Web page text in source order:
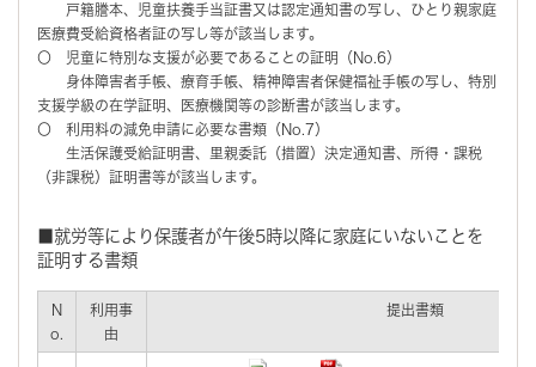
戸籍謄本、児童扶養手当証書又は認定通知書の写し、ひとり親家庭
医療費受給資格者証の写し等が該当します。
〇 児童に特別な支援が必要であることの証明（No.6）
身体障害者手帳、療育手帳、精神障害者保健福祉手帳の写し、特別
支援学級の在学証明、医療機関等の診断書が該当します。
〇 利用料の減免申請に必要な書類（No.7）
生活保護受給証明書、里親委託（措置）決定通知書、所得・課税
（非課税）証明書等が該当します。
■就労等により保護者が午後5時以降に家庭にいないことを
証明する書類
N
o.
利用事
由
提出書類